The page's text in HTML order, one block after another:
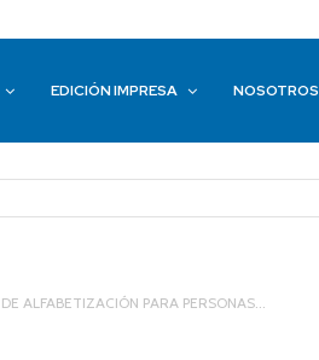
EDICIÓN IMPRESA NOSOTROS
ALFABETIZACIÓN PARA PERSONAS...